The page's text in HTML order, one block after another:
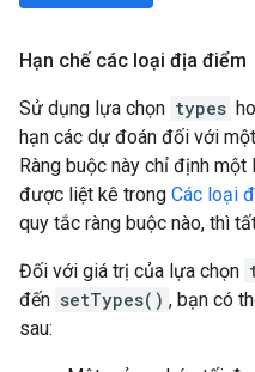
Hạn chế các loại địa điểm
Sử dụng lựa chọn types
hạn các dự đoán đối với
Ràng buộc này chỉ định
được liệt kê trong Các loại
quy tắc ràng buộc nào, thì
Đối với giá trị của lựa chọn
đến setTypes() , bạn có
sau: